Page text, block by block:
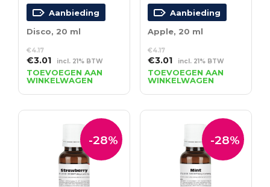
Aanbieding
Disco, 20 ml
€4.17
Oorspronkelijke
prijs
was:
€4.17.
€3.01Huidige
prijs
is:
€3.01.
incl. 21% BTW
TOEVOEGEN AAN
WINKELWAGEN
Aanbieding
Apple, 20 ml
€4.17
Oorspronkelijke
prijs
was:
€4.17.
€3.01Huidige
prijs
is:
€3.01.
incl. 21% BTW
TOEVOEGEN AAN
WINKELWAGEN
-28% -28%